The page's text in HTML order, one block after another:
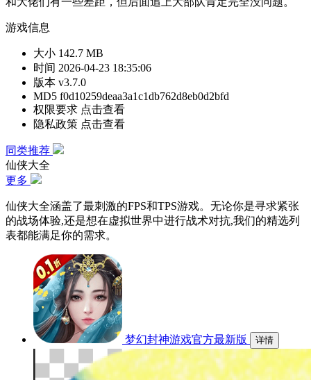
游戏信息
大小 142.7 MB
时间 2026-04-23 18:35:06
版本 v3.7.0
MD5 f0d10259deaa3a1c1db762d8eb0d2bfd
权限要求 点击查看
隐私政策 点击查看
同类推荐
仙侠大全
更多
仙侠大全涵盖了最刺激的FPS和TPS游戏。无论你是寻求紧张
的战场体验,还是想在虚拟世界中进行战术对抗,我们的精选列
表都能满足你的需求。
梦幻封神游戏官方最新版 详情